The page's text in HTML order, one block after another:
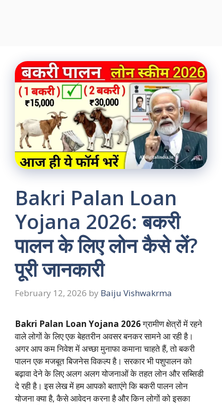
Bakri Palan Loan
Yojana 2026: बकरी
पालन के लिए लोन कैसे लें?
पूरी जानकारी
February 12, 2026 by Baiju Vishwakrma
Bakri Palan Loan Yojana 2026ग्रामीण क्षेत्रों में रहने
वाले लोगों के लिए एक बेहतरीन अवसर बनकर सामने आ रही है।
अगर आप कम निवेश में अच्छा मुनाफा कमाना चाहते हैं, तो बकरी
पालन एक मजबूत बिजनेस विकल्प है। सरकार भी पशुपालन को
बढ़ावा देने के लिए अलग अलग योजनाओं के तहत लोन और सब्सिडी
दे रही है। इस लेख में हम आपको बताएंगे कि बकरी पालन लोन
योजना क्या है, कैसे आवेदन करना है और किन लोगों को इसका